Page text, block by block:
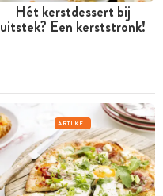
Hét kerstdessert bij
uitstek? Een kerststronk!
ARTIKEL